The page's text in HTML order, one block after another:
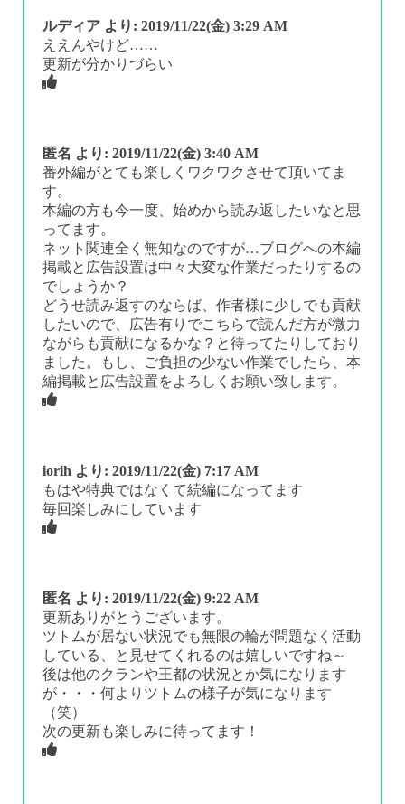
ルディア より: 2019/11/22(金) 3:29 AM
ええんやけど……
更新が分かりづらい
匿名 より: 2019/11/22(金) 3:40 AM
番外編がとても楽しくワクワクさせて頂いてま
す。
本編の方も今一度、始めから読み返したいなと思
ってます。
ネット関連全く無知なのですが…ブログへの本編
掲載と広告設置は中々大変な作業だったりするの
でしょうか？
どうせ読み返すのならば、作者様に少しでも貢献
したいので、広告有りでこちらで読んだ方が微力
ながらも貢献になるかな？と待ってたりしており
ました。もし、ご負担の少ない作業でしたら、本
編掲載と広告設置をよろしくお願い致します。
iorih より: 2019/11/22(金) 7:17 AM
もはや特典ではなくて続編になってます
毎回楽しみにしています
匿名 より: 2019/11/22(金) 9:22 AM
更新ありがとうございます。
ツトムが居ない状況でも無限の輪が問題なく活動
している、と見せてくれるのは嬉しいですね～
後は他のクランや王都の状況とか気になります
が・・・何よりツトムの様子が気になります
（笑）
次の更新も楽しみに待ってます！